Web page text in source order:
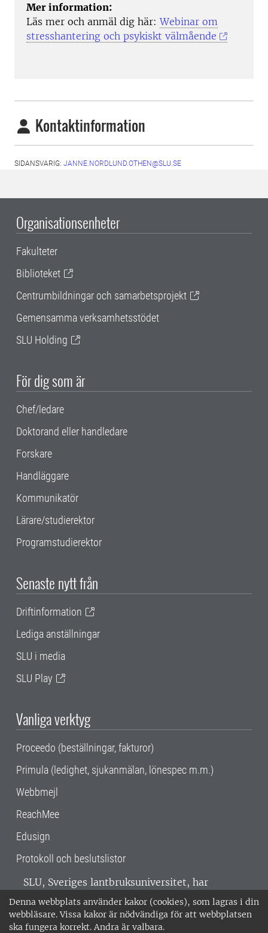
Denna webbplats använder kakor (cookies), som lagras i din
webbläsare. Vissa kakor är nödvändiga för att webbplatsen
ska fungera korrekt. Andra är valbara.
Mer information:
Läs mer och anmäl dig här:Webinar om
stresshantering och psykiskt välmående
Kontaktinformation
SIDANSVARIG: JANNE.NORDLUND.OTHEN@SLU.SE
Organisationsenheter
Fakulteter
Biblioteket
Centrumbildningar och samarbetsprojekt
Gemensamma verksamhetsstödet
SLU Holding
För dig som är
Chef/ledare
Doktorand eller handledare
Forskare
Handläggare
Kommunikatör
Lärare/studierektor
Programstudierektor
Senaste nytt från
Driftinformation
Lediga anställningar
SLU i media
SLU Play
Vanliga verktyg
Proceedo (beställningar, fakturor)
Primula (ledighet, sjukanmälan, lönespec m.m.)
Webbmejl
ReachMee
Edusign
Protokoll och beslutslistor
SLU, Sveriges lantbruksuniversitet, har
verksamhet över hela Sverige. Huvudorter är
Alnarp, Uppsala och Umeå.SLU är
miljöcertifierat enligt ISO 14001. •